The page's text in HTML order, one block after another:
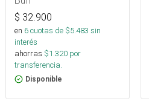
$ 32.900
en 6cuotas de $5.483 sin
interés
ahorras $1.320 por
transferencia.
Disponible